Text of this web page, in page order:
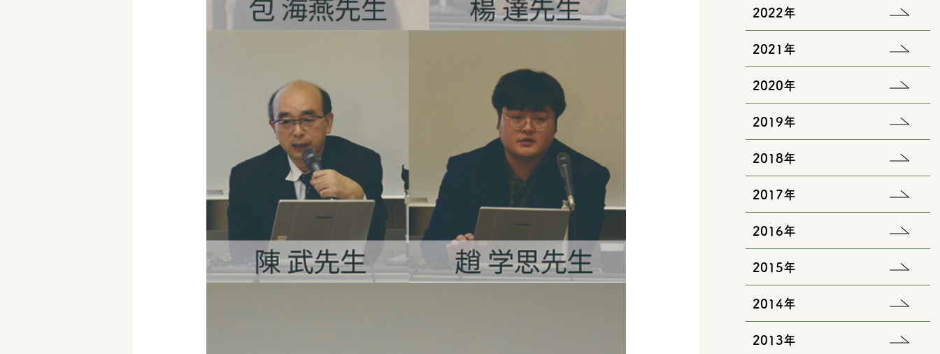
2022年
2021年
2020年
2019年
2018年
2017年
2016年
2015年
2014年
2013年